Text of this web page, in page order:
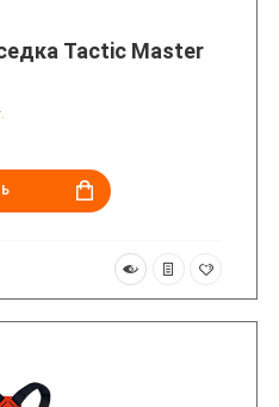
Tactic Master